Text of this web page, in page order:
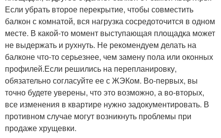
Если убрать второе перекрытие, чтобы совместить
балкон с комнатой, вся нагрузка сосредоточится в одном
месте. В какой-то момент выступающая площадка может
не выдержать и рухнуть. Не рекомендуем делать на
балконе что-то серьезнее, чем замену пола или оконных
профилей.Если решились на перепланировку,
обязательно согласуйте ее с ЖЭКом. Во-первых, вы
точно будете уверены, что это возможно, а во-вторых,
все изменения в квартире нужно задокументировать. В
противном случае могут возникнуть проблемы при
продаже хрущевки.